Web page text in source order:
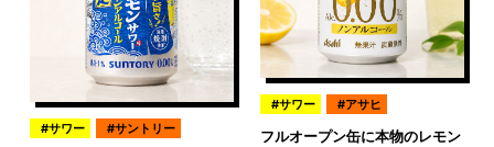
サワー サントリー
サワー アサヒ
フルオープン缶に本物のレモン